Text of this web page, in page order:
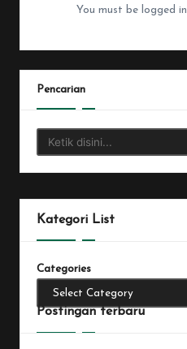
You must be logged in
Pencarian
Kategori List
Categories
Postingan terbaru